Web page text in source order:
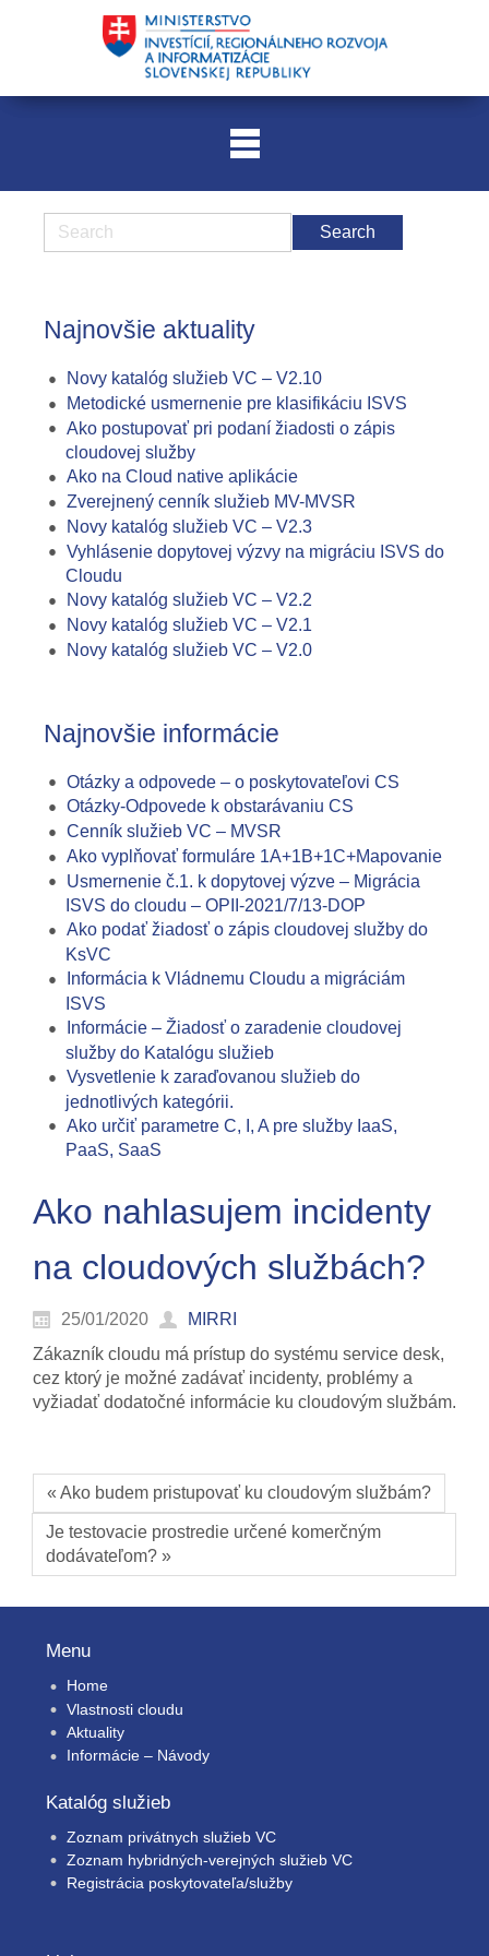
Najnovšie aktuality
Novy katalóg služieb VC – V2.10
Metodické usmernenie pre klasifikáciu ISVS
Ako postupovať pri podaní žiadosti o zápis
cloudovej služby
Ako na Cloud native aplikácie
Zverejnený cenník služieb MV-MVSR
Novy katalóg služieb VC – V2.3
Vyhlásenie dopytovej výzvy na migráciu ISVS do
Cloudu
Novy katalóg služieb VC – V2.2
Novy katalóg služieb VC – V2.1
Novy katalóg služieb VC – V2.0
Najnovšie informácie
Otázky a odpovede – o poskytovateľovi CS
Otázky-Odpovede k obstarávaniu CS
Cenník služieb VC – MVSR
Ako vyplňovať formuláre 1A+1B+1C+Mapovanie
Usmernenie č.1. k dopytovej výzve – Migrácia
ISVS do cloudu – OPII-2021/7/13-DOP
Ako podať žiadosť o zápis cloudovej služby do
KsVC
Informácia k Vládnemu Cloudu a migráciám
ISVS
Informácie – Žiadosť o zaradenie cloudovej
služby do Katalógu služieb
Vysvetlenie k zaraďovanou služieb do
jednotlivých kategórii.
Ako určiť parametre C, I, A pre služby IaaS,
PaaS, SaaS
Ako nahlasujem incidenty
na cloudových službách?
25/01/2020
MIRRI
Zákazník cloudu má prístup do systému service desk,
cez ktorý je možné zadávať incidenty, problémy a
vyžiadať dodatočné informácie ku cloudovým službám.
« Ako budem pristupovať ku cloudovým službám?
Je testovacie prostredie určené komerčným
dodávateľom? »
Menu
Home
Vlastnosti cloudu
Aktuality
Informácie – Návody
Katalóg služieb
Zoznam privátnych služieb VC
Zoznam hybridných-verejných služieb VC
Registrácia poskytovateľa/služby